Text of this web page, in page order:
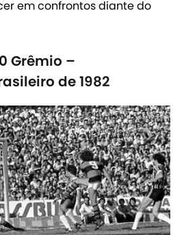
em confrontos diante do
Grêmio –
de 1982